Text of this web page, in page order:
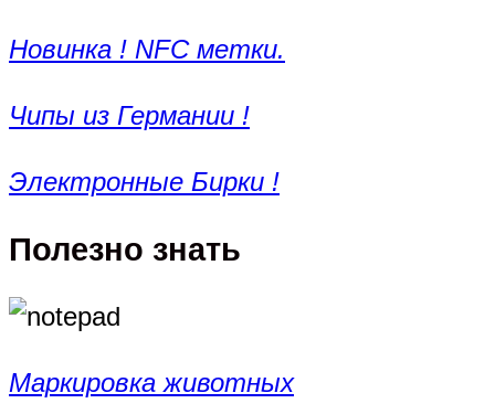
Новинка ! NFC метки.
Чипы из Германии !
Электронные Бирки !
Полезно знать
Маркировка животных